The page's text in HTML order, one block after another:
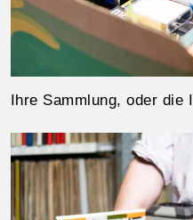
Ihre Sammlung, oder die